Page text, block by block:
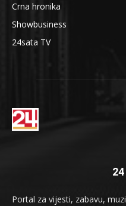
Crna hronika
Showbusiness
24sata TV
Portal za vijesti, zabavu,